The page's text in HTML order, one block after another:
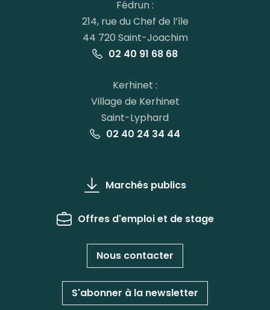
Fédrun :
214, rue du Chef de l’île
44 720 Saint-Joachim
02 40 91 68 68
Kerhinet :
Village de Kerhinet
Saint-Lyphard
02 40 24 34 44
Marchés publics
Offres d'emploi et de stage
Nous contacter
S'abonner à la newsletter